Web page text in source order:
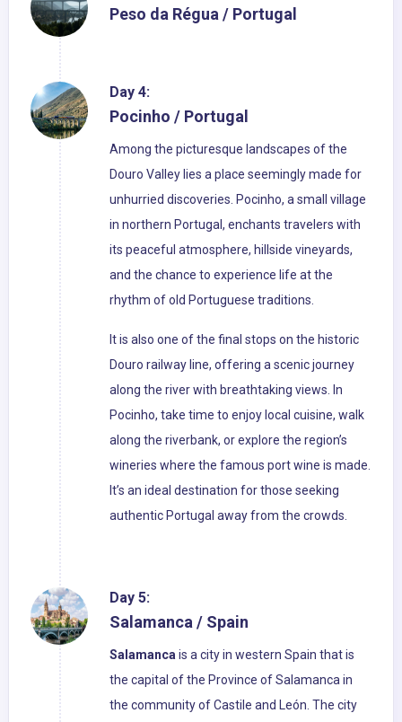
Peso da Régua / Portugal
Day 4:
Pocinho / Portugal
Among the picturesque landscapes of the
Douro Valley lies a place seemingly made for
unhurried discoveries. Pocinho, a small village
in northern Portugal, enchants travelers with
its peaceful atmosphere, hillside vineyards,
and the chance to experience life at the
rhythm of old Portuguese traditions.
It is also one of the final stops on the historic
Douro railway line, offering a scenic journey
along the river with breathtaking views. In
Pocinho, take time to enjoy local cuisine, walk
along the riverbank, or explore the region’s
wineries where the famous port wine is made.
It’s an ideal destination for those seeking
authentic Portugal away from the crowds.
Day 5:
Salamanca / Spain
Salamancais a city in western Spain that is
the capital of the Province of Salamanca in
the community of Castile and León. The city